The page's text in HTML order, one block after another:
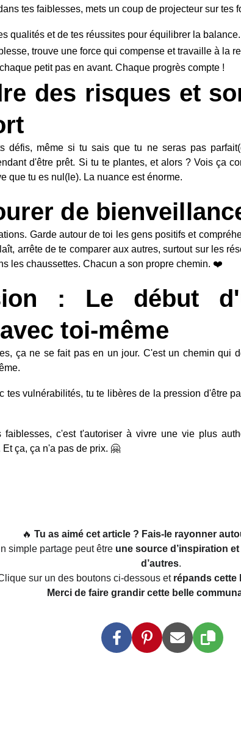
tes faiblesses, mets un coup de projecteur sur tes
qualités et de tes réussites pour équilibrer la balance.
trouve une force qui compense et travaille à la
petit pas en avant. Chaque progrès compte !
des risques et
défis, même si tu sais que tu ne seras pas
d'être prêt. Si tu te plantes, et alors ? Vois ça
que tu es nul(le). La nuance est énorme.
de
Garde autour de toi les gens positifs et
arrête de te comparer aux autres, surtout sur les
les chaussettes. Chacun a son propre chemin. ❤️
: Le début
toi-même
ça ne se fait pas en un jour. C'est un chemin qui
tes vulnérabilités, tu te libères de la pression d'être
faiblesses, c'est t'autoriser à vivre une vie plus
ça, ça n'a pas de prix. 🤗
🔥 Tu as aimé cet article ? Fais-le rayonner
simple partage peut être une source d’inspiration
d’autres.
sur un des boutons ci-dessous et répands cette
Merci de faire grandir cette belle